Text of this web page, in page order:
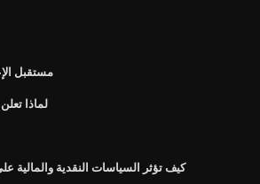
مستقبل
لماذا
كيف تؤثر السياسات النقدية والمالية